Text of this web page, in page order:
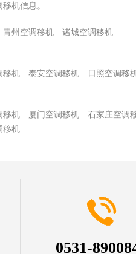
机信息。
青州空调移机
诸城空调移机
移机 泰安空调移机
日照空调移
移机 厦门空调移机
石家庄空调
移机
0531-